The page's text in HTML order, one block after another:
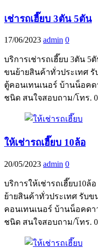
เช่ารถเฮี๊ยบ 3ตัน 5ตัน
17/06/2023 admin 0
บริการเช่ารถเฮี๊ยบ 3ตัน 5
ขนย้ายสินค้าทั่วประเทศ
ตู้คอนเทนเนอร์ บ้านน็อค
ชนิด สนใจสอบถาม/โทร.
ให้เช่ารถเฮี๊ยบ 10ล้อ
20/05/2023 admin 0
บริการให้เช่ารถเฮี๊ยบ10
ย้ายสินค้าทั่วประเทศ รับ
คอนเทนเนอร์ บ้านน็อคด
ชนิด สนใจสอบถาม/โทร.